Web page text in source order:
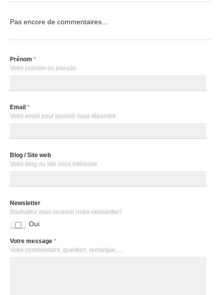
Pas encore de commentaires...
Prénom *
Votre prénom ou pseudo
Email *
Votre email pour pouvoir vous répondre
Blog / Site web
Votre blog ou site nous intéresse
Newsletter
Souhaitez vous recevoir notre newsletter?
Oui
Votre message *
Votre commentaire, question, remarque, ...